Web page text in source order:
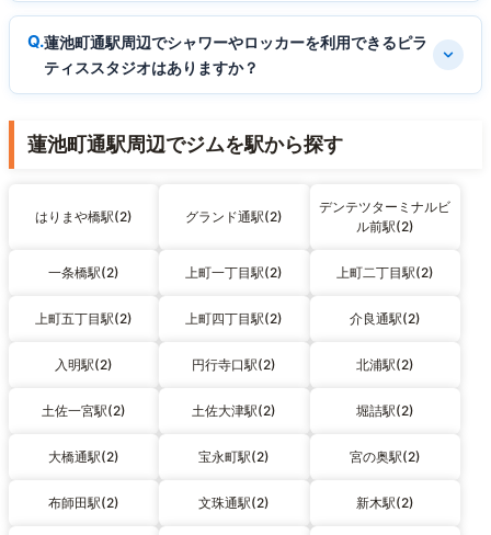
蓮池町通駅周辺でシャワーやロッカーを利用できるピラ
ティススタジオはありますか？
蓮池町通駅周辺でジムを駅から探す
はりまや橋駅(2) グランド通駅(2)
デンテツターミナルビ
ル前駅(2)
一条橋駅(2) 上町一丁目駅(2) 上町二丁目駅(2)
上町五丁目駅(2) 上町四丁目駅(2) 介良通駅(2)
入明駅(2) 円行寺口駅(2) 北浦駅(2)
土佐一宮駅(2) 土佐大津駅(2) 堀詰駅(2)
大橋通駅(2) 宝永町駅(2) 宮の奥駅(2)
布師田駅(2) 文珠通駅(2) 新木駅(2)